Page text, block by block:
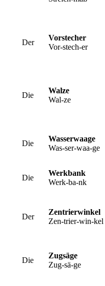
Der
Vorstecher
Vor-stech-er
Die
Walze
Wal-ze
Die
Wasserwaage
Was-ser-waa-ge
Die
Werkbank
Werk-ba-nk
Der
Zentrierwinkel
Zen-trier-win-kel
Die
Zugsäge
Zug-sä-ge